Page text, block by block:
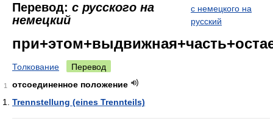
Перевод: с русского на
немецкий
с немецкого на
русский
Толкование Перевод
1
отсоединенное положение
Trennstellung (eines Trennteils)